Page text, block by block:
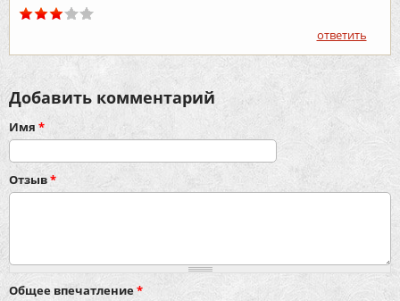
ответить
Добавить комментарий
Имя *
Отзыв*
Общее впечатление*